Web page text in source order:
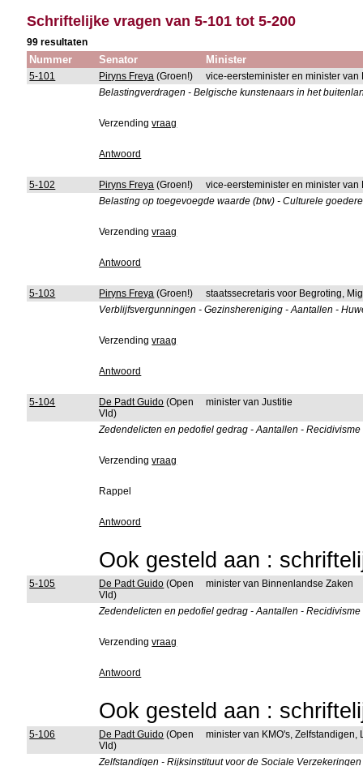
Schriftelijke vragen van 5-101 tot 5-200
99 resultaten
Nummer Senator Minister
5-101 Piryns Freya (Groen!)
vice-eersteminister en minister
Belastingverdragen - Belgische kunstenaars in het
Verzendingvraag
Antwoord
5-102 Piryns Freya (Groen!)
vice-eersteminister en minister
Belasting op toegevoegde waarde (btw) - Culturele
Verzendingvraag
Antwoord
5-103 Piryns Freya (Groen!)
staatssecretaris voor Begroting,
Verblijfsvergunningen - Gezinshereniging - Aantallen -
Verzendingvraag
Antwoord
5-104 De Padt Guido (Open
Vld)
minister van Justitie
Zedendelicten en pedofiel gedrag - Aantallen -
Verzendingvraag
Rappel
Antwoord
Ook gesteld aan :
5-105 De Padt Guido (Open
Vld)
minister van Binnenlandse Zaken
Zedendelicten en pedofiel gedrag - Aantallen -
Verzendingvraag
Antwoord
Ook gesteld aan :
5-106 De Padt Guido (Open
Vld)
minister van KMO's,
Zelfstandigen - Rijksinstituut voor de Sociale